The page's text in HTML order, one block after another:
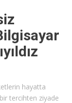
hayatta
tercihten ziyade